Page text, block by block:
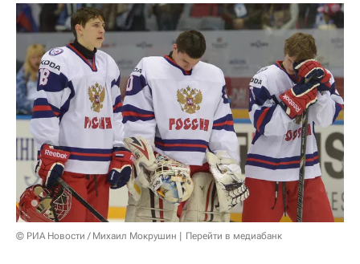
© РИА Новости / Михаил Мокрушин Перейти в медиабанк